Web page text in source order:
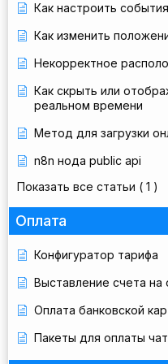
Как настроить
Как изменить
Некорректное
Как скрыть или
реальном времени
Метод для загрузки
n8n нода public api
Показать все статьи ( 1 )
Оплата
Конфигуратор тарифа
Выставление счета на
Оплата банковской
Пакеты для оплаты